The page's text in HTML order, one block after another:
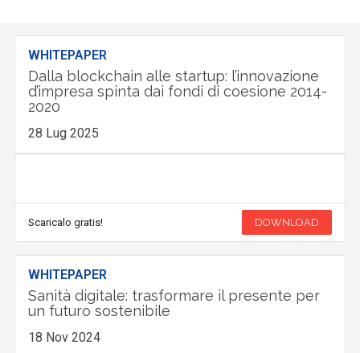
WHITEPAPER
Dalla blockchain alle startup: l’innovazione
d’impresa spinta dai fondi di coesione 2014-
2020
28 Lug 2025
Scaricalo gratis! DOWNLOAD
WHITEPAPER
Sanità digitale: trasformare il presente per
un futuro sostenibile
18 Nov 2024